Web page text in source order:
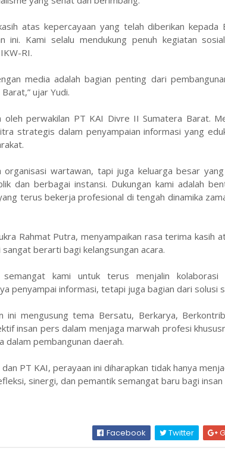
atas kepercayaan yang telah diberikan kepada
ini. Kami selalu mendukung penuh kegiatan
RI.
media adalah bagian penting dari
ujar Yudi.
oleh perwakilan PT KAI Divre II Sumatera Barat.
strategis dalam penyampaian informasi yang
organisasi wartawan, tapi juga keluarga besar
dan berbagai instansi. Dukungan kami adalah
terus bekerja profesional di tengah dinamika
Rahmat Putra, menyampaikan rasa terima kasih
berarti bagi kelangsungan acara.
semangat kami untuk terus menjalin kolaborasi
penyampai informasi, tetapi juga bagian dari solusi
ini mengusung tema Bersatu, Berkarya,
insan pers dalam menjaga marwah profesi
dalam pembangunan daerah.
PT KAI, perayaan ini diharapkan tidak hanya
sinergi, dan pemantik semangat baru bagi insan
Facebook Twitter